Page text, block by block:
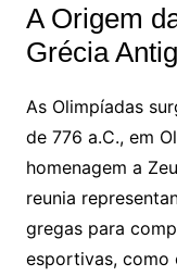
A Origem
Grécia
As Olimpíadas
de 776 a.C., em
homenagem a
reunia
gregas para
esportivas, como